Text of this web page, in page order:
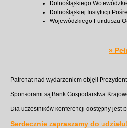
Dolnośląskiego
Dolnośląskiej Instytucji
Wojewódzkiego Funduszu
»
Patronat nad wydarzeniem objęli
Sponsorami są Bank Gospodarstwa
Dla uczestników konferencji dostępny jest
Serdecznie zapraszamy do udziału!